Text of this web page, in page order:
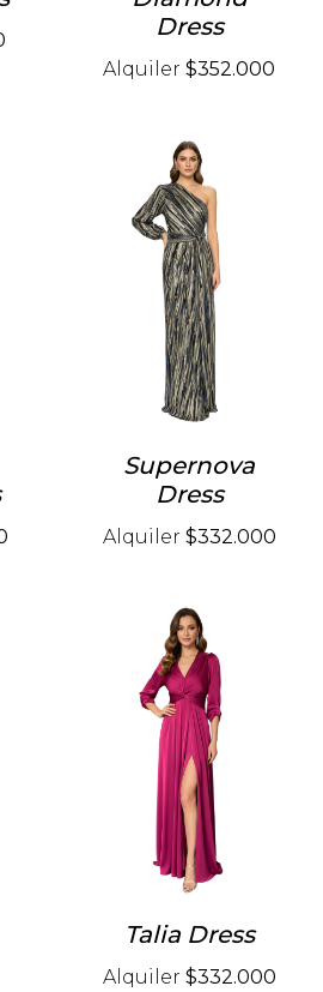
Dress
Alquiler $352.000
Supernova
Dress
Alquiler $332.000
Talia Dress
Alquiler $332.000